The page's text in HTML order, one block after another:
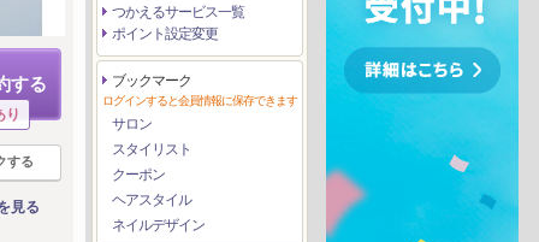
する
り
する
見る
つかえるサービス一覧
ポイント設定変更
ブックマーク
ログインすると会員情報に保存できます
サロン
スタイリスト
クーポン
ヘアスタイル
ネイルデザイン